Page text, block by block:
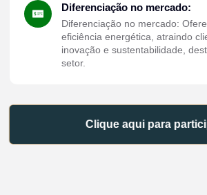
Diferenciação no mercado:
Diferenciação no mercado:
eficiência energética, atraindo
inovação e sustentabilidade,
setor.
Clique aqui para